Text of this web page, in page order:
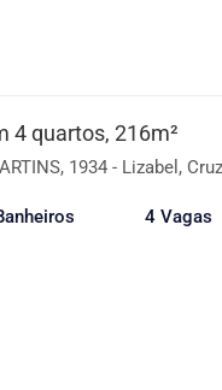
4 quartos, 216m²
1934 - Lizabel,
4 Vagas